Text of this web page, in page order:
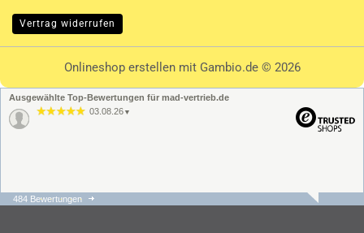
Vertrag widerrufen
Onlineshop erstellenmit Gambio.de © 2026
Ausgewählte Top-Bewertungen für mad-vertrieb.de
03.08.26 ▼
31.07.26
484 Bewertungen